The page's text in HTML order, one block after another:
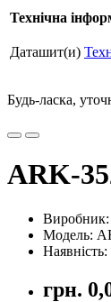
Технічна
Даташит(и)
Будь-ласка,
ARK-
Виробник:
Модель:
Наявність:
грн.